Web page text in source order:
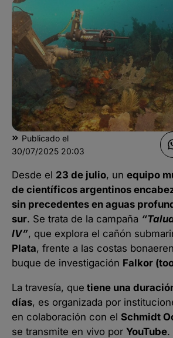
Publicado el
30/07/2025 20:03
Desde el 23 de julio, un equipo
de científicos argentinos
sin precedentes en aguas
sur. Se trata de la campaña
IV”, que explora el cañón
Plata, frente a las costas
buque de investigación Falkor
La travesía, que tiene una
días, es organizada por
en colaboración con el Schmidt
se transmite en vivo por YouTube.